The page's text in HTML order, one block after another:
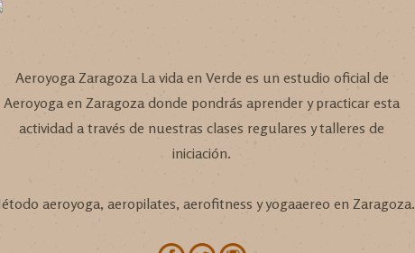
Aeroyoga Zaragoza La vida en Verde es un estudio oficial de
Aeroyoga en Zaragoza donde pondrás aprender y practicar esta
actividad a través de nuestras clases regulares y talleres de
iniciación.
aeroyoga, aeropilates, aerofitness y yogaaereo en Zaragoza.